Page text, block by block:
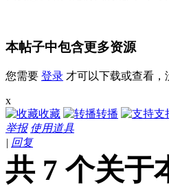
本帖子中包含更多资源
您需要 登录 才可以下载或查看，
x
收藏
转播 支
举报 使用道具
| 回复
共 7 个关于